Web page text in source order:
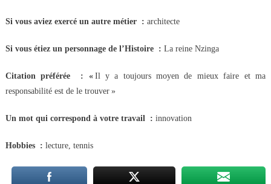
Si vous aviez exercé un autre métier : architecte
Si vous étiez un personnage de l’Histoire : La reine Nzinga
Citation préférée : « Il y a toujours moyen de mieux faire et ma
responsabilité est de le trouver »
Un mot qui correspond à votre travail : innovation
Hobbies : lecture, tennis